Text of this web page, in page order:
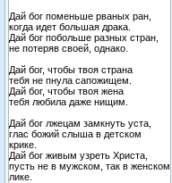
Дай бог поменьше рваных ран,
когда идет большая драка.
Дай бог побольше разных стран,
не потеряв своей, однако.
Дай бог, чтобы твоя страна
тебя не пнула сапожищем.
Дай бог, чтобы твоя жена
тебя любила даже нищим.
Дай бог лжецам замкнуть уста,
глас божий слыша в детском
крике.
Дай бог живым узреть Христа,
пусть не в мужском, так в женском
лике.